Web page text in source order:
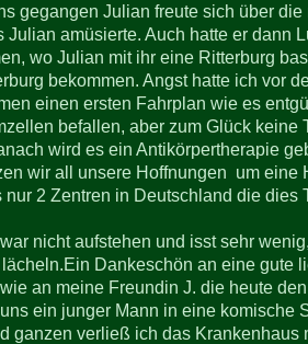
gegangen Julian freute sich über
Julian amüsierte. Auch hatte er dann
wo Julian mit ihr eine Ritterburg
bekommen. Angst hatte ich vor
einen ersten Fahrplan wie es
befallen, aber zum Glück
wird es ein Antikörpertherapie
wir all unsere Hoffnungen um eine
nur 2 Zentren in Deutschland die
nicht aufstehen und isst sehr
Dankeschön an eine gute
an meine Freundin J. die heute
ein junger Mann in eine komische
ganzen verließ ich das